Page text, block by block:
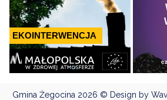
Gmina Żegocina 2026 © Design by